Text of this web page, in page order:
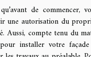
de commencer,
une autorisation du
Aussi, compte tenu du
installer votre façade